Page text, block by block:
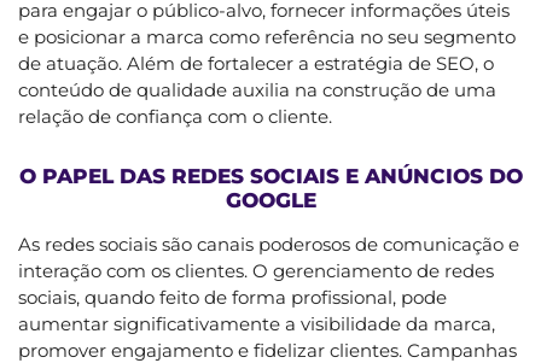
para engajar o público-alvo, fornecer informações úteis
e posicionar a marca como referência no seu segmento
de atuação. Além de fortalecer a estratégia de SEO, o
conteúdo de qualidade auxilia na construção de uma
relação de confiança com o cliente.
O PAPEL DAS REDES SOCIAIS E ANÚNCIOS DO
GOOGLE
As redes sociais são canais poderosos de comunicação e
interação com os clientes. O gerenciamento de redes
sociais, quando feito de forma profissional, pode
aumentar significativamente a visibilidade da marca,
promover engajamento e fidelizar clientes. Campanhas